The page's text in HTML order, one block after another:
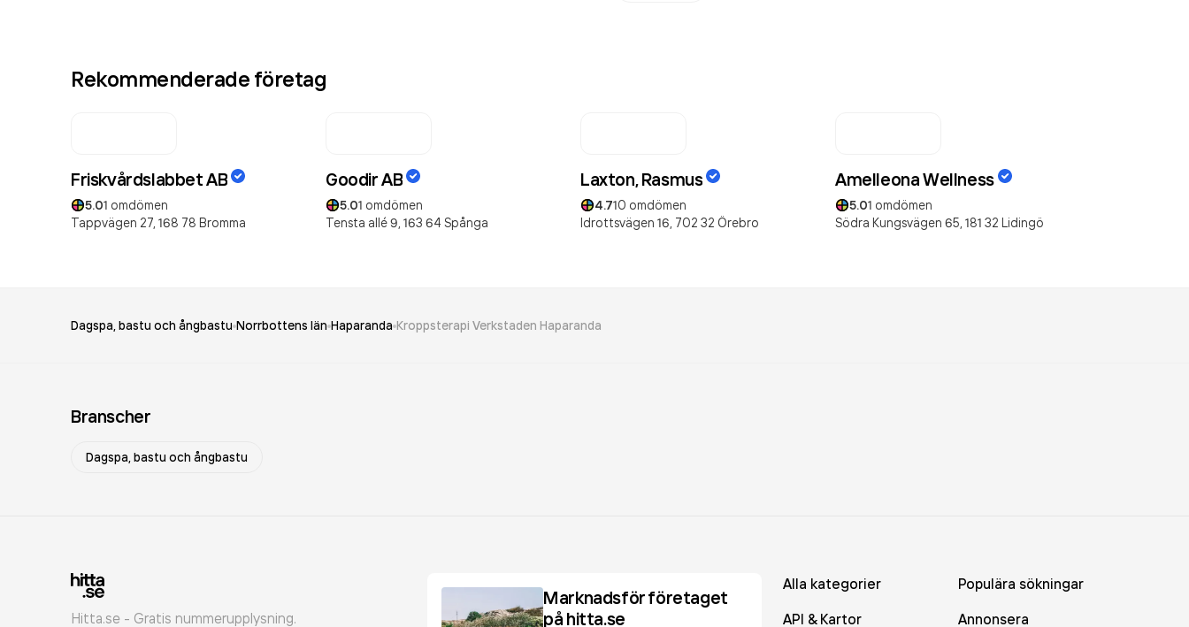
Rekommenderade företag
Friskvårdslabbet AB
5.01 omdömen
Tappvägen 27, 168 78 Bromma
Goodir AB
5.01 omdömen
Tensta allé 9, 163 64 Spånga
Laxton, Rasmus
4.710 omdömen
Idrottsvägen 16, 702 32 Örebro
Amelleona Wellness
5.01 omdömen
Södra Kungsvägen 65, 181 32 Lidingö
Dagspa, bastu och ångbastu Norrbottens län Haparanda Kroppsterapi Verkstaden Haparanda
Branscher
Dagspa, bastu och ångbastu
Hitta.se - Gratis nummerupplysning.
Marknadsför företaget
på hitta.se
Alla kategorier
Populära sökningar
API & Kartor
Annonsera